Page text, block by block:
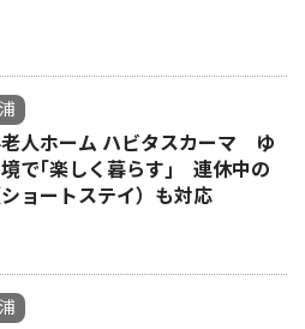
人ホーム ハビタスカーマ ゆ
境で｢楽しく暮らす｣ 連休中の
ョートステイ）も対応